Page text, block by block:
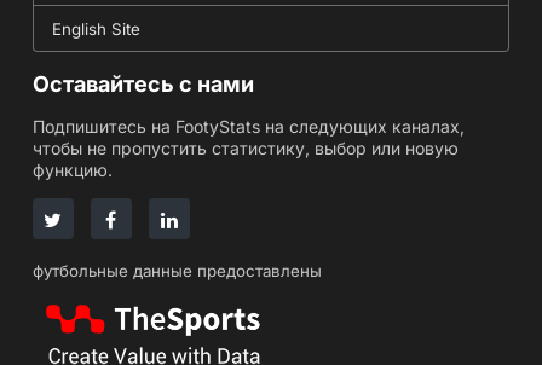
English Site
Оставайтесь с нами
Подпишитесь на FootyStats на следующих каналах,
чтобы не пропустить статистику, выбор или новую
функцию.
футбольные данные предоставлены